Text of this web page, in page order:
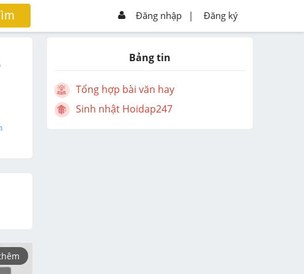
Đăng nhập | Đăng ký
Bảng tin
Tổng hợp bài văn hay
Sinh nhật Hoidap247